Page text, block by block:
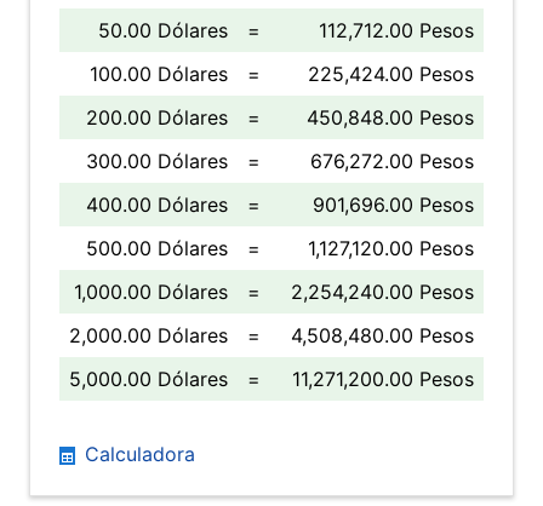
50.00 Dólares
=
112,712.00 Pesos
100.00 Dólares
=
225,424.00 Pesos
200.00 Dólares
=
450,848.00 Pesos
300.00 Dólares
=
676,272.00 Pesos
400.00 Dólares
=
901,696.00 Pesos
500.00 Dólares
=
1,127,120.00 Pesos
1,000.00 Dólares
=
2,254,240.00 Pesos
2,000.00 Dólares
=
4,508,480.00 Pesos
5,000.00 Dólares
= 11,271,200.00 Pesos
Calculadora